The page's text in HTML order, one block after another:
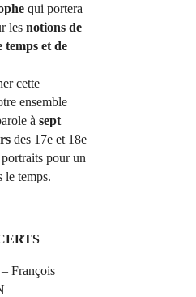
qui portera
les notions de
temps et de
cette
ensemble
à sept
des 17e et 18e
pour un
le temps.
François